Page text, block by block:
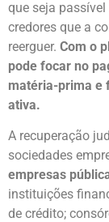
que seja
credores que a
reerguer. Com o
pode focar no
matéria-prima e
ativa.
A recuperação
sociedades
empresas
instituições
de crédito;